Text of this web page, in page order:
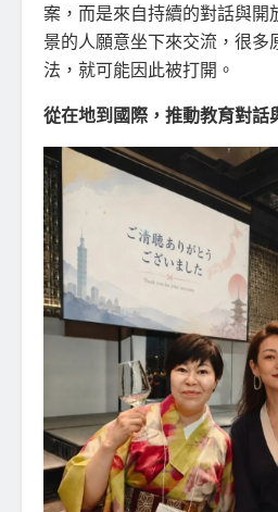
案，而是來自持續的對話與開
景的人願意坐下來交流，很多
法，就可能因此被打開。
從在地到國際，推動教育對話